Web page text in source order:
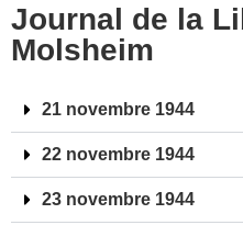
Journal de la
Molsheim
21 novembre 1944
22 novembre 1944
23 novembre 1944